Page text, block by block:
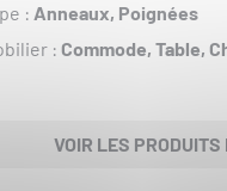
: Anneaux, Poignées
: Commode, Table,
VOIR LES